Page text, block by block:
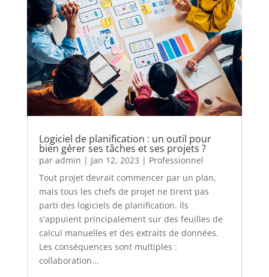
Logiciel de planification : un outil pour
bien gérer ses tâches et ses projets ?
par admin | Jan 12, 2023 | Professionnel
Tout projet devrait commencer par un plan,
mais tous les chefs de projet ne tirent pas
parti des logiciels de planification. Ils
s'appuient principalement sur des feuilles de
calcul manuelles et des extraits de données.
Les conséquences sont multiples :
collaboration...